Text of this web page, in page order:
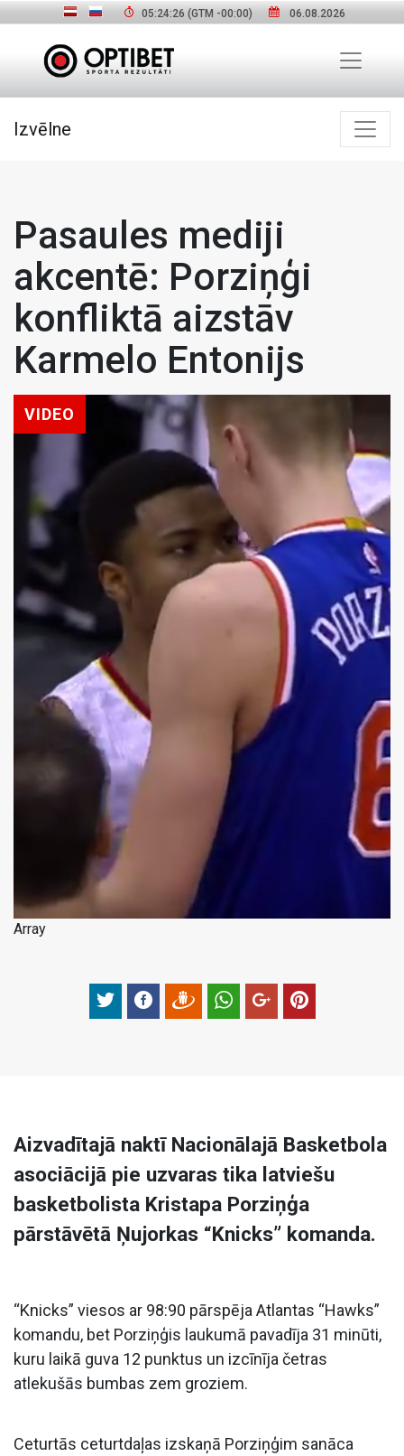
05:24:27 (GTM -00:00) 06.08.2026
Izvēlne
Pasaules mediji
akcentē: Porziņģi
konfliktā aizstāv
Karmelo Entonijs
VIDEO
Array
Aizvadītajā naktī Nacionālajā Basketbola
asociācijā pie uzvaras tika latviešu
basketbolista Kristapa Porziņģa
pārstāvētā Ņujorkas “Knicks” komanda.
“Knicks” viesos ar 98:90 pārspēja Atlantas “Hawks”
komandu, bet Porziņģis laukumā pavadīja 31 minūti,
kuru laikā guva 12 punktus un izcīnīja četras
atlekušās bumbas zem groziem.
Ceturtās ceturtdaļas izskaņā Porziņģim sanāca